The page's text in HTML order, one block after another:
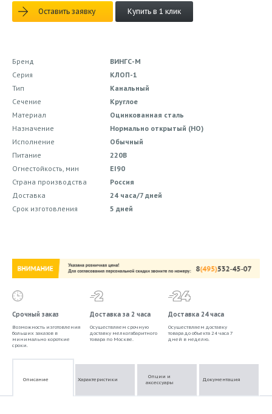
Оставить заявку Купить в 1 клик
Бренд
ВИНГС-М
Серия
КЛОП-1
Тип
Канальный
Сечение
Круглое
Материал
Оцинкованная сталь
Назначение
Нормально открытый (НО)
Исполнение
Обычный
Питание
220В
Огнестойкость, мин
EI90
Страна производства
Россия
Доставка
24 часа/7 дней
Срок изготовления
5 дней
Срочный заказ
Возможность изготовления
больших заказов в
минимально короткие
сроки.
Доставка за 2 часа
Осуществляем срочную
доставку мелкогабаритного
товара по Москве.
Доставка 24 часа
Осуществляем доставку
товара до объекта 24 часа 7
дней в неделю.
Описание Характеристики
Опции и
аксессуары
Документация